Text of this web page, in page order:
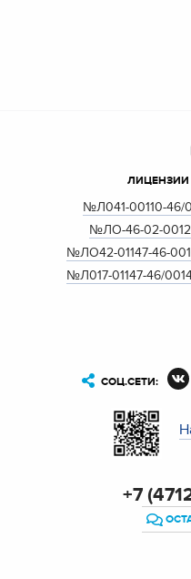
ЛИЦЕНЗИИ
№Л041-00110-46/
№ЛО-46-02-
№ЛО42-01147-46-
№Л017-01147-46/
СОЦ.СЕТИ:
+7